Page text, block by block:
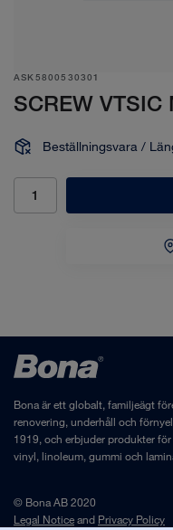
ASK5800530301
SCREW VTSIC
Beställningsvara /
Bona är ett globalt, familjeägt
renovering, underhåll och
1919, och erbjuder produkter
vinyl, linoleum, gummi och
© Bona AB 2020
Legal Noticeand Privacy Policy